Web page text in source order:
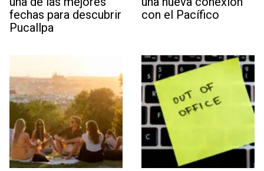
fechas para descubrir
Pucallpa
con el Pacífico